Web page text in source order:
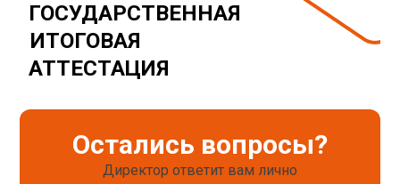
ГОСУДАРСТВЕННАЯ
ИТОГОВАЯ
АТТЕСТАЦИЯ
Остались вопросы?
Директор ответит вам лично